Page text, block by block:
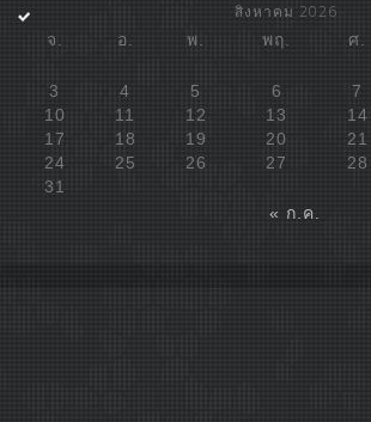
สิงหาคม 2026
จ. อ. พ. พฤ. ศ.
3
4 5 6 7
10
11 12 13 14
17
18 19 20 21
24
25 26 27 28
31
« ก.ค.